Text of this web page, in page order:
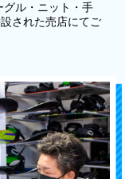
グル・ニット・手
された売店にてご